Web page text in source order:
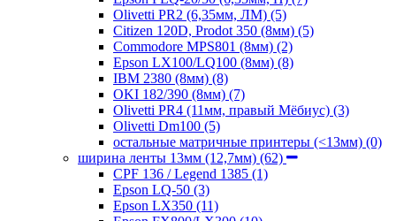
Olivetti PR2 (6,35мм, ЛМ) (5)
Citizen 120D, Prodot 350 (8мм) (5)
Commodore MPS801 (8мм) (2)
Epson LX100/LQ100 (8мм) (8)
IBM 2380 (8мм) (8)
OKI 182/390 (8мм) (7)
Olivetti PR4 (11мм, правый Мёбиус) (3)
Olivetti Dm100 (5)
остальные матричные принтеры (<13мм) (0)
ширина ленты 13мм (12,7мм) (62)
CPF 136 / Legend 1385 (1)
Epson LQ-50 (3)
Epson LX350 (11)